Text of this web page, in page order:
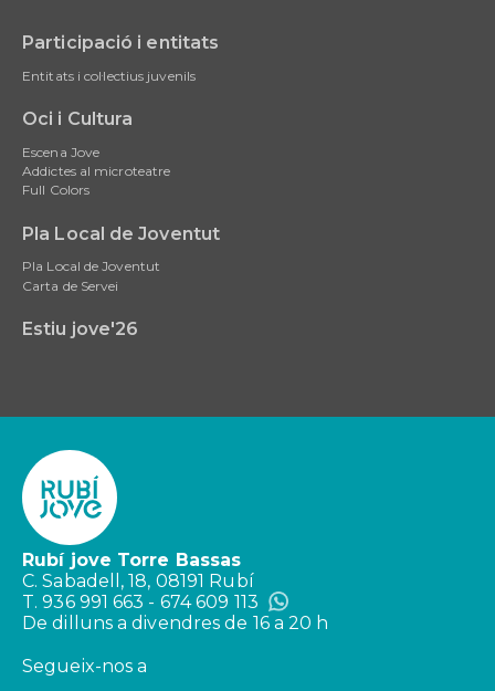
Participació i entitats
Entitats i col·lectius juvenils
Oci i Cultura
Escena Jove
Addictes al microteatre
Full Colors
Pla Local de Joventut
Pla Local de Joventut
Carta de Servei
Estiu jove'26
Rubí jove Torre Bassas
C. Sabadell, 18, 08191 Rubí
T. 936 991 663 - 674 609 113
De dilluns a divendres de 16 a 20 h
Segueix-nos a